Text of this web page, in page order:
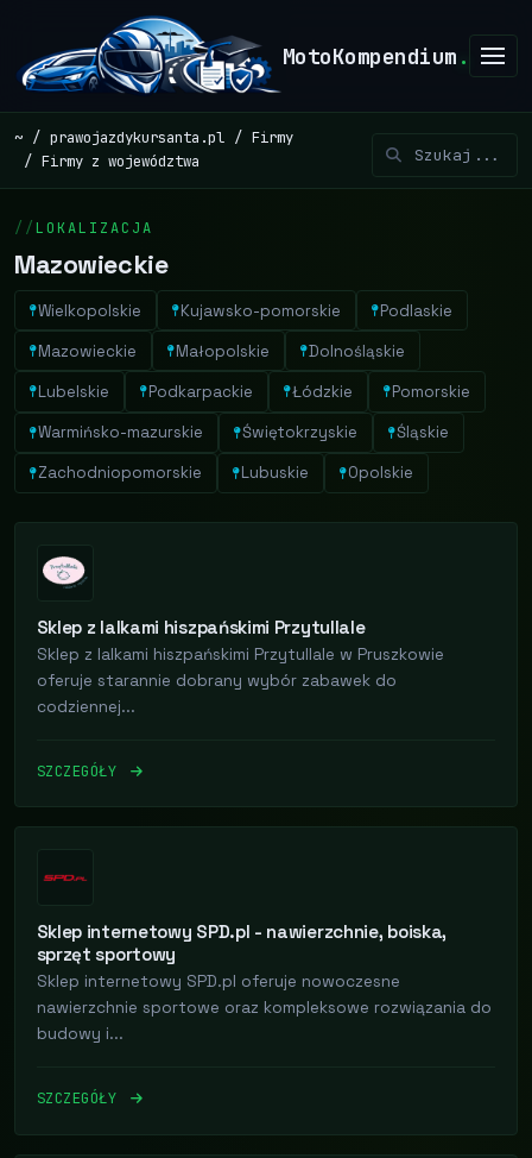
MotoKompendium .
~ prawojazdykursanta.pl
Firmy
Firmy z województwa
LOKALIZACJA
Mazowieckie
Wielkopolskie Kujawsko-pomorskie Podlaskie
Mazowieckie Małopolskie Dolnośląskie
Lubelskie Podkarpackie Łódzkie Pomorskie
Warmińsko-mazurskie Świętokrzyskie Śląskie
Zachodniopomorskie Lubuskie Opolskie
Sklep z lalkami hiszpańskimi Przytullale
Sklep z lalkami hiszpańskimi Przytullale w Pruszkowie
oferuje starannie dobrany wybór zabawek do
codziennej...
SZCZEGÓŁY
Sklep internetowy SPD.pl - nawierzchnie, boiska,
sprzęt sportowy
Sklep internetowy SPD.pl oferuje nowoczesne
nawierzchnie sportowe oraz kompleksowe rozwiązania do
budowy i...
SZCZEGÓŁY